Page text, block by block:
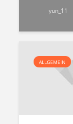
yun_11
ALLGEMEIN